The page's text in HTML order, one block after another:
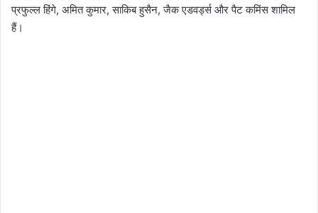
प्रफुल्ल हिंगे, अमित कुमार, साकिब हुसैन, जैक एडवर्ड्स और पैट कमिंस शामिल
हैं।